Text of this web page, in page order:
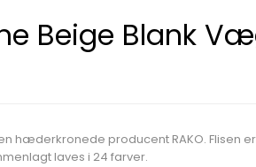
Beige Blank
hæderkronede producent RAKO. Flisen
laves i 24 farver.